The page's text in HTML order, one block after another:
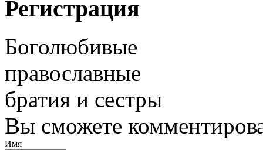
Регистрация
Боголюбивые
православные
братия и сестры
Вы сможете
Имя